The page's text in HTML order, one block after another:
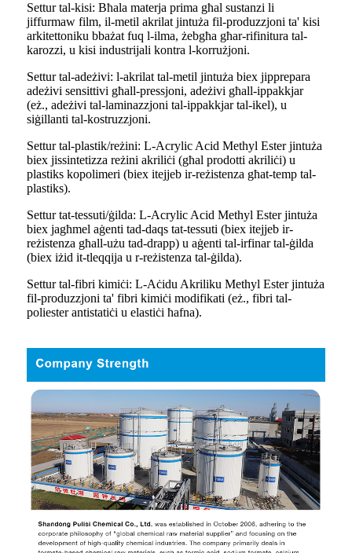
Settur tal-kisi: Bħala materja prima għal sustanzi li
jiffurmaw film, il-metil akrilat jintuża fil-produzzjoni ta' kisi
arkitettoniku bbażat fuq l-ilma, żebgħa għar-rifinitura tal-
karozzi, u kisi industrijali kontra l-korrużjoni.
Settur tal-adeżivi: l-akrilat tal-metil jintuża biex jipprepara
adeżivi sensittivi għall-pressjoni, adeżivi għall-ippakkjar
(eż., adeżivi tal-laminazzjoni tal-ippakkjar tal-ikel), u
siġillanti tal-kostruzzjoni.
Settur tal-plastik/reżini: L-Acrylic Acid Methyl Ester jintuża
biex jissintetizza reżini akriliċi (għal prodotti akriliċi) u
plastiks kopolimeri (biex itejjeb ir-reżistenza għat-temp tal-
plastiks).
Settur tat-tessuti/ġilda: L-Acrylic Acid Methyl Ester jintuża
biex jagħmel aġenti tad-daqs tat-tessuti (biex itejjeb ir-
reżistenza għall-użu tad-drapp) u aġenti tal-irfinar tal-ġilda
(biex iżid it-tleqqija u r-reżistenza tal-ġilda).
Settur tal-fibri kimiċi: L-Aċidu Akriliku Methyl Ester jintuża
fil-produzzjoni ta' fibri kimiċi modifikati (eż., fibri tal-
poliester antistatiċi u elastiċi ħafna).